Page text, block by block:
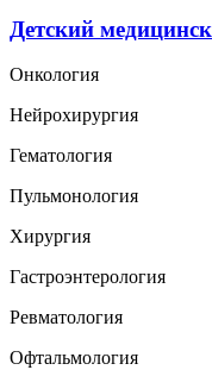
Детский
Онкология
Нейрохирургия
Гематология
Пульмонология
Хирургия
Гастроэнтерология
Ревматология
Офтальмология